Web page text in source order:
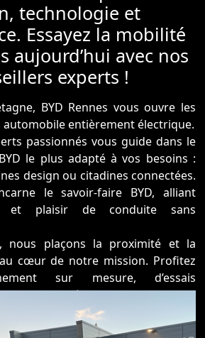
technologie et
Essayez la mobilité
aujourd’hui avec nos
experts !
BYD Rennes vous ouvre les
automobile entièrement électrique.
passionnés vous guide dans le
le plus adapté à vos besoins :
design ou citadines connectées.
le savoir-faire BYD, alliant
et plaisir de conduite sans
nous plaçons la proximité et la
cœur de notre mission. Profitez
sur mesure, d’essais
service après-vente de confiance,
formés aux dernières